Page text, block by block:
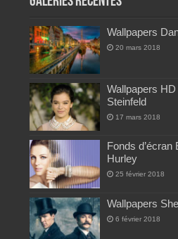
Wallpapers
20 mars 2018
Wallpapers
Steinfeld
17 mars 2018
Fonds d’écran
Hurley
25 février 2018
Wallpapers
6 février 2018